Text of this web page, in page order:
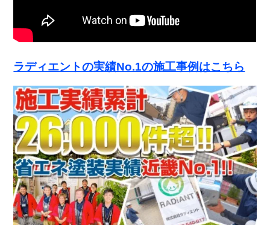
ラディエントの実績No.1の施工事例はこちら